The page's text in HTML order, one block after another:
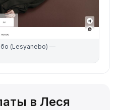
(Lesyanebo) —
в Леся